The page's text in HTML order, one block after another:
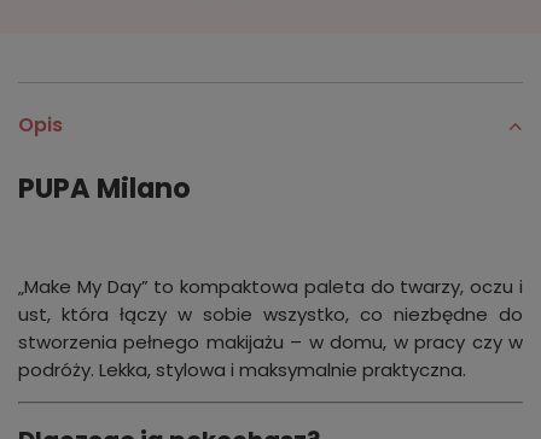
Opis
PUPA Milano
„Make My Day” to kompaktowa paleta do twarzy, oczu i
ust, która łączy w sobie wszystko, co niezbędne do
stworzenia pełnego makijażu – w domu, w pracy czy w
podróży. Lekka, stylowa i maksymalnie praktyczna.